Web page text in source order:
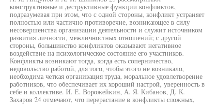
конструктивные и деструктивные функции конфликтов,
подразумевая при этом, что с одной стороны, конфликт устраняет
полностью или частично противоречие, возникающее в силу
несовершенства организации деятельности и служит источником
развития личности, межличностных отношений; с другой
стороны, большинство конфликтов оказывают негативное
воздействие на психологическое состояние его участников.
Конфликты возникают тогда, когда есть соперничество,
недовольство работой, для того, чтобы этого не возникало,
необходима четкая организация труда, моральное удовлетворение
работников, что обеспечивает их хороший настрой, уверенность в
себе и коллективе. И. Е. Ворожейкин, А. Я. Кибанов, Д. К.
Захаров 24 отмечают, что перерастание в конфликты сложных,